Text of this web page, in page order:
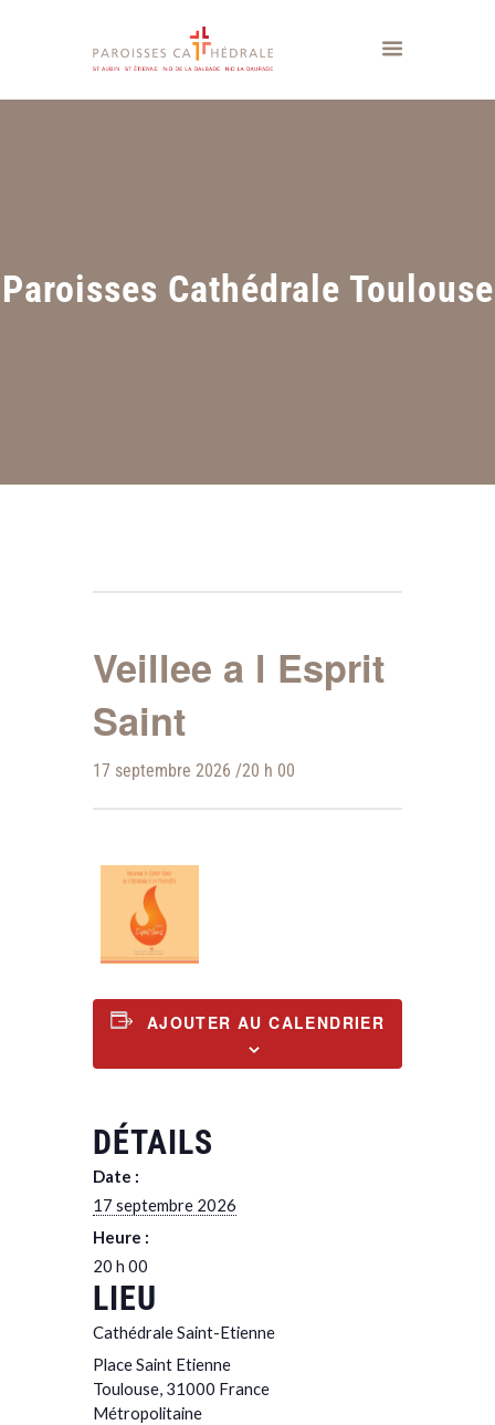
Paroisses Cathédrale Toulouse
Veillee a l Esprit
Saint
17 septembre 2026 /20 h 00
AJOUTER AU CALENDRIER
DÉTAILS
Date :
17 septembre 2026
Heure :
20 h 00
LIEU
Cathédrale Saint-Etienne
Place Saint Etienne
Toulouse, 31000 France
Métropolitaine